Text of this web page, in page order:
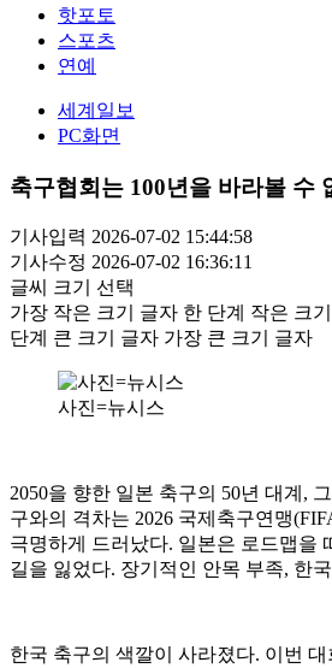
핫포토
스포츠
연예
세계일보
PC화면
축구협회는 100년을 바라볼 수
기사입력 2026-07-02 15:44:58
기사수정 2026-07-02 16:36:11
글씨 크기 선택
가장 작은 크기 글자 한 단계 작은 크
단계 큰 크기 글자 가장 큰 크기 글자
사진=뉴시스
2050을 향한 일본 축구의 50년 대계,
구와의 격차는 2026 국제축구연맹
극명하게 드러났다. 일본은 로드맵을
길을 잃었다. 장기적인 안목 부족, 한
한국 축구의 색깔이 사라졌다. 이번